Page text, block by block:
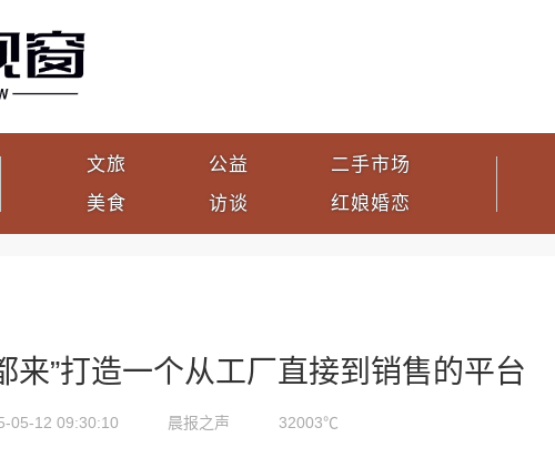
文旅
美食
公益
访谈
二手市场
红娘婚恋
来”打造一个从工厂直接到销售的平台
05-12 09:30:10 晨报之声 32003℃